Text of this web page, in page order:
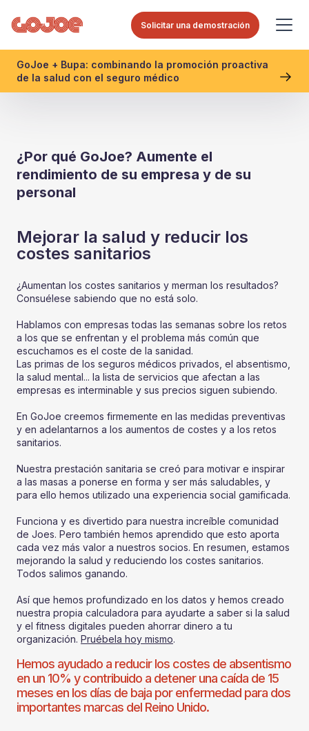
Solicitar una demostración
GoJoe + Bupa: combinando la promoción proactiva
de la salud con el seguro médico
¿Por qué GoJoe? Aumente el
rendimiento de su empresa y de su
personal
Mejorar la salud y reducir los
costes sanitarios
¿Aumentan los costes sanitarios y merman los resultados?
Consuélese sabiendo que no está solo.
Hablamos con empresas todas las semanas sobre los retos
a los que se enfrentan y el problema más común que
escuchamos es el coste de la sanidad.
Las primas de los seguros médicos privados, el absentismo,
la salud mental... la lista de servicios que afectan a las
empresas es interminable y sus precios siguen subiendo.
En GoJoe creemos firmemente en las medidas preventivas
y en adelantarnos a los aumentos de costes y a los retos
sanitarios.
Nuestra prestación sanitaria se creó para motivar e inspirar
a las masas a ponerse en forma y ser más saludables, y
para ello hemos utilizado una experiencia social gamificada.
Funciona y es divertido para nuestra increíble comunidad
de Joes. Pero también hemos aprendido que esto aporta
cada vez más valor a nuestros socios. En resumen, estamos
mejorando la salud y reduciendo los costes sanitarios.
Todos salimos ganando.
Así que hemos profundizado en los datos y hemos creado
nuestra propia calculadora para ayudarte a saber si la salud
y el fitness digitales pueden ahorrar dinero a tu
organización. Pruébela hoy mismo.
Hemos ayudado a reducir los costes de absentismo
en un 10% y contribuido a detener una caída de 15
meses en los días de baja por enfermedad para dos
importantes marcas del Reino Unido.